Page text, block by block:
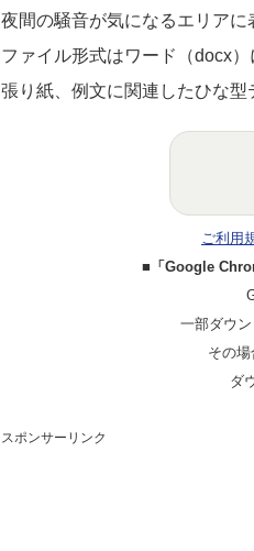
夜間の騒音が気になるエリアに
ファイル形式はワード（docx
張り紙、例文に関連したひな型
ご利用
■「Google
一部ダウ
その
ダ
スポンサーリンク